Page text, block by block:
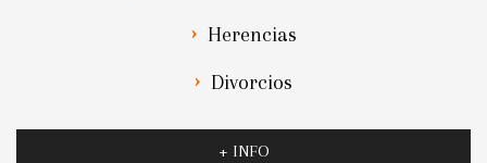
Herencias
Divorcios
+ INFO